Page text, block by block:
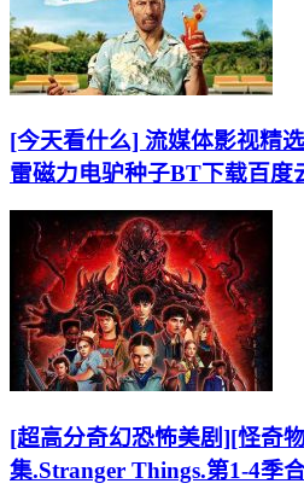
[今天看什么] 流媒体影视精
雷磁力电驴种子BT下载百度
[超高分奇幻恐怖美剧][怪奇
集.Stranger Things.第1-4季